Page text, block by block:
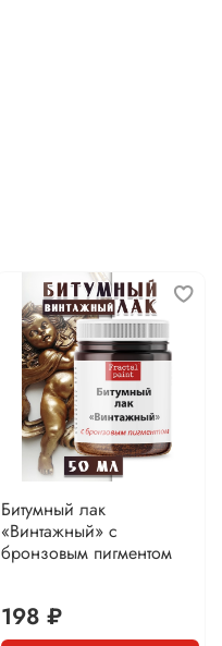
Битумный лак
«Винтажный» с
бронзовым пигментом
198 ₽